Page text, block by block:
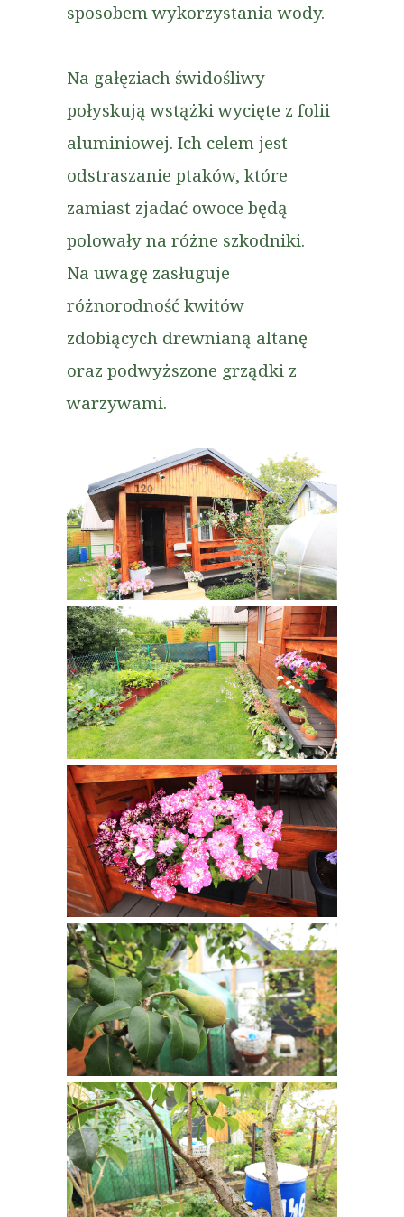
sposobem wykorzystania wody.
Na gałęziach świdośliwy
połyskują wstążki wycięte z folii
aluminiowej. Ich celem jest
odstraszanie ptaków, które
zamiast zjadać owoce będą
polowały na różne szkodniki.
Na uwagę zasługuje
różnorodność kwitów
zdobiących drewnianą altanę
oraz podwyższone grządki z
warzywami.